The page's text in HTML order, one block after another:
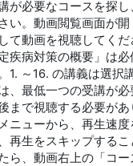
が必要なコースを探
い。動画閲覧画面が
て動画を視聴してく
疾病対策の概要」は
1. ～16. の講義は選択
、最低一つの受講が必
まで視聴する必要が
ニューから、再生速
再生をスキップするこ
ら、動画右上の「コ